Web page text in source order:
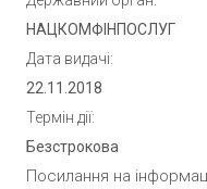
НАЦКОМФІНПОСЛУГ
Дата видачі:
22.11.2018
Термін дії:
Безстрокова
Посилання на